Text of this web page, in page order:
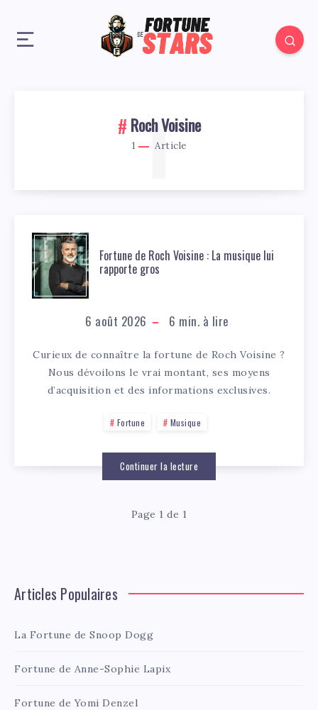
Roch Voisine
1 Article
1
Fortune de Roch Voisine : La musique lui
rapporte gros
6 août 2026 6 min. à lire
Curieux de connaître la fortune de Roch Voisine ?
Nous dévoilons le vrai montant, ses moyens
d’acquisition et des informations exclusives.
Fortune Musique
Continuer la lecture
Page 1 de 1
Articles Populaires
La Fortune de Snoop Dogg
Fortune de Anne-Sophie Lapix
Fortune de Yomi Denzel